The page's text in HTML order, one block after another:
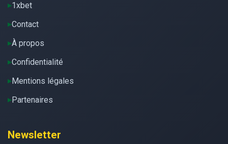
1xbet
Contact
À propos
Confidentialité
Mentions légales
Partenaires
Newsletter